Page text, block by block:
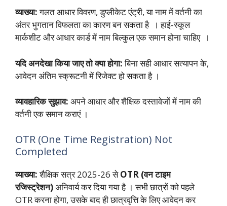
व्याख्या:गलत आधार विवरण, डुप्लीकेट एंट्री, या नाम में वर्तनी का
अंतर भुगतान विफलता का कारण बन सकता है । हाई-स्कूल
मार्कशीट और आधार कार्ड में नाम बिल्कुल एक समान होना चाहिए ।
यदि अनदेखा किया जाए तो क्या होगा:बिना सही आधार सत्यापन के,
आवेदन अंतिम स्क्रूटनी में रिजेक्ट हो सकता है ।
व्यावहारिक सुझाव: अपने आधार और शैक्षिक दस्तावेजों में नाम की
वर्तनी एक समान कराएं ।
OTR (One Time Registration) Not
Completed
व्याख्या:शैक्षिक सत्र 2025-26 सेOTR (वन टाइम
रजिस्ट्रेशन)अनिवार्य कर दिया गया है । सभी छात्रों को पहले
OTR करना होगा, उसके बाद ही छात्रवृत्ति के लिए आवेदन कर